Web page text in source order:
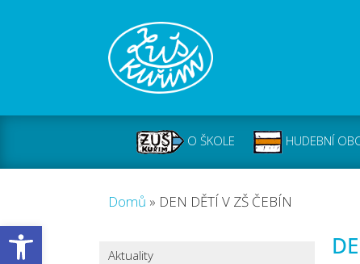
Open toolbar
O ŠKOLE HUDEBNÍ
Domů » DEN DĚTÍ V ZŠ ČEBÍN
Aktuality